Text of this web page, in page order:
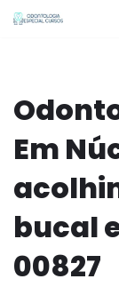
conteúdo
Em
bucal
00827